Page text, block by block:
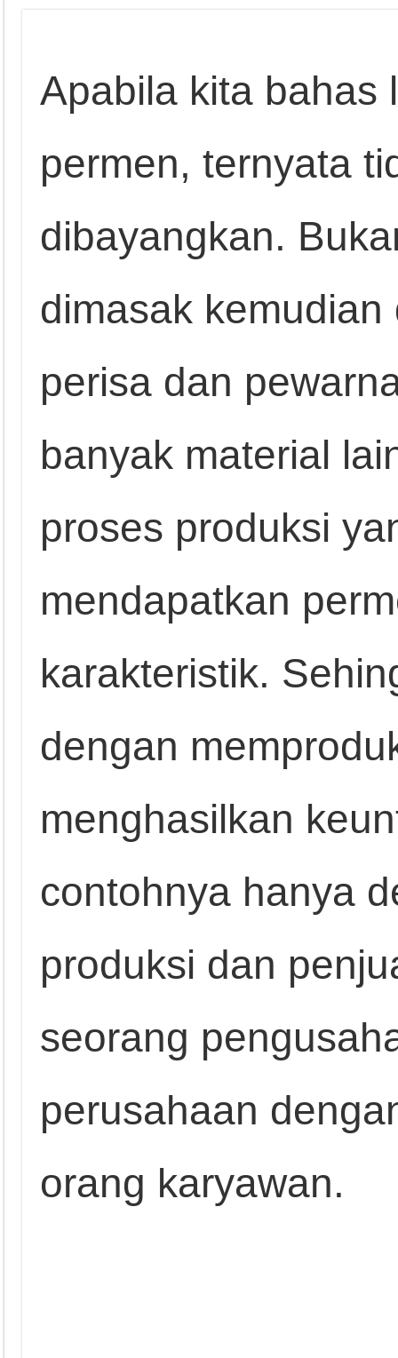
Apabila kita bahas
permen, ternyata
dibayangkan.
dimasak
perisa dan
banyak material
proses produksi
mendapatkan
karakteristik.
dengan
menghasilkan
contohnya hanya
produksi dan
seorang
perusahaan
orang karyawan.